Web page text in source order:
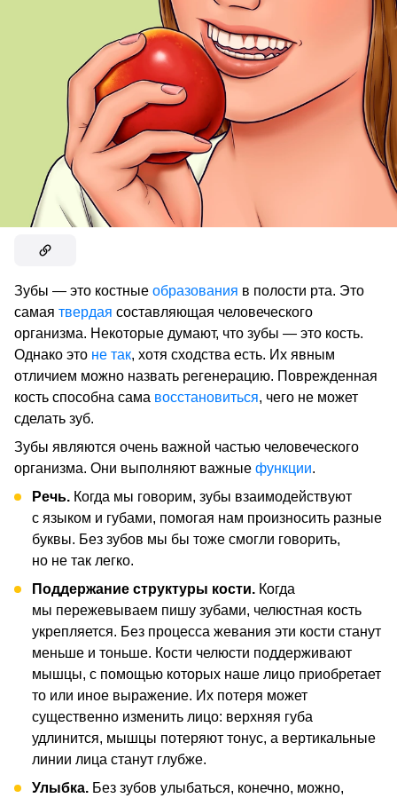
Зубы — это костные образования в полости рта. Это
самая твердая составляющая человеческого
организма. Некоторые думают, что зубы — это кость.
Однако это не так, хотя сходства есть. Их явным
отличием можно назвать регенерацию. Поврежденная
кость способна сама восстановиться, чего не может
сделать зуб.
Зубы являются очень важной частью человеческого
организма. Они выполняют важные функции.
Речь. Когда мы говорим, зубы взаимодействуют
с языком и губами, помогая нам произносить разные
буквы. Без зубов мы бы тоже смогли говорить,
но не так легко.
Поддержание структуры кости. Когда
мы пережевываем пишу зубами, челюстная кость
укрепляется. Без процесса жевания эти кости станут
меньше и тоньше. Кости челюсти поддерживают
мышцы, с помощью которых наше лицо приобретает
то или иное выражение. Их потеря может
существенно изменить лицо: верхняя губа
удлинится, мышцы потеряют тонус, а вертикальные
линии лица станут глубже.
Улыбка. Без зубов улыбаться, конечно, можно,